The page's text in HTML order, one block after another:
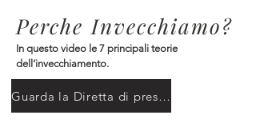
Perche Invecchiamo?
In questo video le 7 principali teorie
dell’invecchiamento.
Guarda la Diretta di presentazione